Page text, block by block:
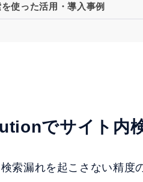
使った活用・導入事例
でサイト内
索漏れを起こさない精度